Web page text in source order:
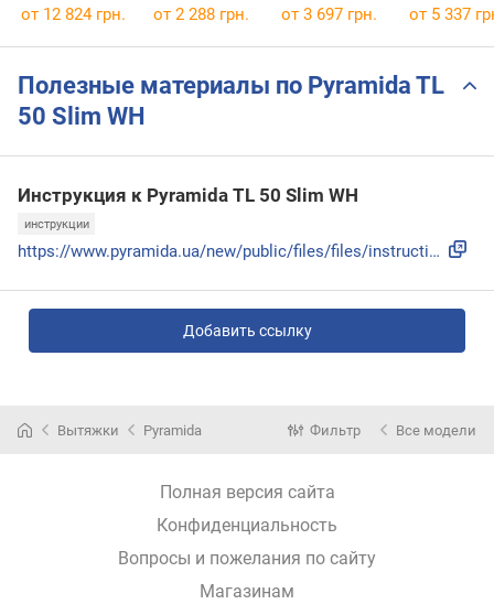
от 12 824 грн. от 2 288 грн. от 3 697 грн. от 5 337
Полезные материалы по Pyramida TL
50 Slim WH
Инструкция к Pyramida TL 50 Slim WH
инструкции
https://www.pyramida.ua/new/public/files/files/instructions...
Добавить ссылку
Вытяжки Pyramida Фильтр Все модели
Полная версия сайта
Конфиденциальность
Вопросы и пожелания по сайту
Магазинам